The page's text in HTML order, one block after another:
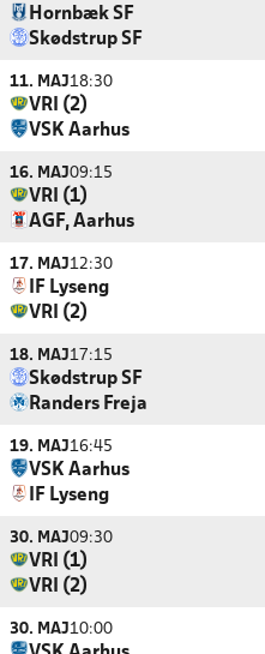
Hornbæk SF
Skødstrup SF
11. MAJ18:30
VRI (2)
VSK Aarhus
16. MAJ09:15
VRI (1)
AGF, Aarhus
17. MAJ12:30
IF Lyseng
VRI (2)
18. MAJ17:15
Skødstrup SF
Randers Freja
19. MAJ16:45
VSK Aarhus
IF Lyseng
30. MAJ09:30
VRI (1)
VRI (2)
30. MAJ10:00